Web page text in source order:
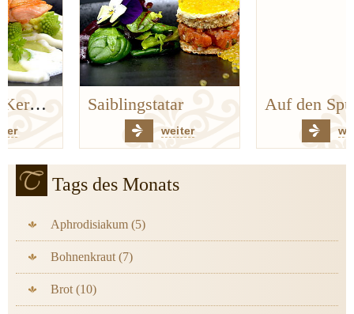
Saiblingstatar Auf den Spuren der Bergischen Küchenklassiker
Tags des Monats
Aphrodisiakum (5)
Bohnenkraut (7)
Brot (10)